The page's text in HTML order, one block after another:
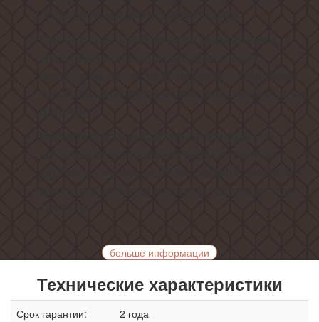
больше информации
Технические характеристики
Срок гарантии:
2 года